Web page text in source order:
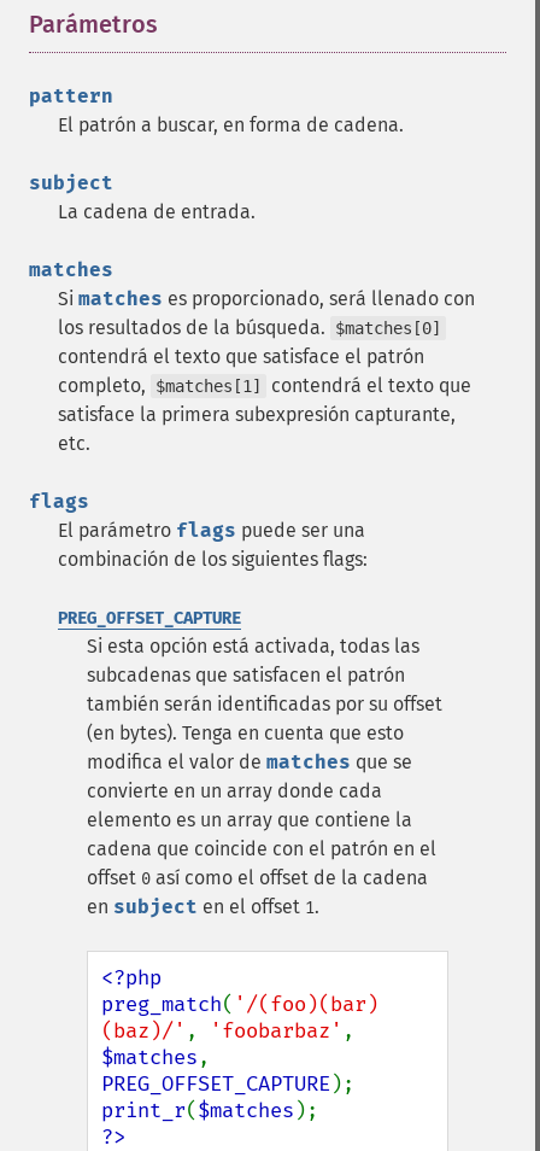
Parámetros
pattern
El patrón a buscar, en forma de cadena.
subject
La cadena de entrada.
matches
Si matches es proporcionado, será llenado con
los resultados de la búsqueda.
$matches[0]
contendrá el texto que satisface el patrón
completo,
$matches[1]
contendrá el texto que
satisface la primera subexpresión capturante,
etc.
flags
El parámetro flags puede ser una
combinación de los siguientes flags:
PREG_OFFSET_CAPTURE
Si esta opción está activada, todas las
subcadenas que satisfacen el patrón
también serán identificadas por su offset
(en bytes). Tenga en cuenta que esto
modifica el valor de matches que se
convierte en un array donde cada
elemento es un array que contiene la
cadena que coincide con el patrón en el
offset 0 así como el offset de la cadena
en subject en el offset 1.
<?php
preg_match( '/(foo)(bar)
(baz)/' , 'foobarbaz'
$matches
PREG_OFFSET_CAPTURE
print_r($matches
?>